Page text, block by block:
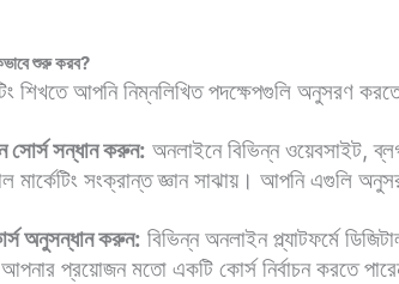
শুরু করব?
শিখতে আপনি নিম্নলিখিত পদক্ষেপগুলি অনুসরণ
সোর্স সন্ধান করুন: অনলাইনে বিভিন্ন ওয়েবসাইট,
মার্কেটিং সংক্রান্ত জ্ঞান সাঝায়। আপনি এগুলি
অনুসন্ধান করুন: বিভিন্ন অনলাইন প্ল্যাটফর্মে
প্রয়োজন মতো একটি কোর্স নির্বাচন করতে